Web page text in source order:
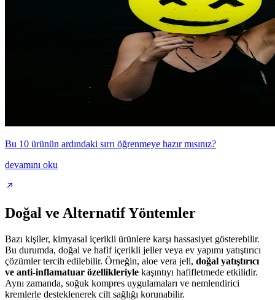
Bu 10 ürünün ardındaki sırrı öğrenmeye hazır mısınız?
devamını oku
Doğal ve Alternatif Yöntemler
Bazı kişiler, kimyasal içerikli ürünlere karşı hassasiyet gösterebilir.
Bu durumda, doğal ve hafif içerikli jeller veya ev yapımı yatıştırıcı
çözümler tercih edilebilir. Örneğin, aloe vera jeli, doğal yatıştırıcı
ve anti-inflamatuar özellikleriyle kaşıntıyı hafifletmede etkilidir.
Aynı zamanda, soğuk kompres uygulamaları ve nemlendirici
kremlerle desteklenerek cilt sağlığı korunabilir.